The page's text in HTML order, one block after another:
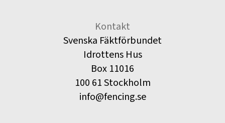
Kontakt
Svenska Fäktförbundet
Idrottens Hus
Box 11016
100 61 Stockholm
info@fencing.se